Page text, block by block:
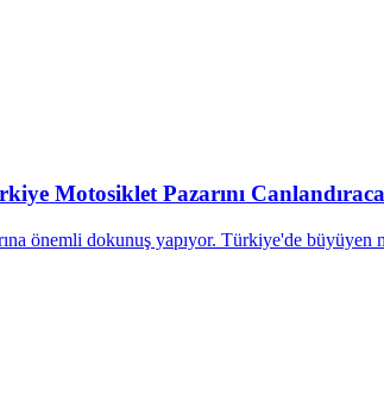
Motosiklet Pazarını
önemli dokunuş yapıyor. Türkiye'de büyüyen